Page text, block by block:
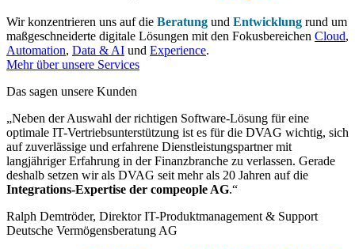
Wir konzentrieren uns auf die Beratung und Entwicklung rund um
maßgeschneiderte digitale Lösungen mit den Fokusbereichen Cloud,
Automation, Data & AI und Experience.
Mehr über unsere Services
Das sagen unsere Kunden
„Neben der Auswahl der richtigen Software-Lösung für eine
optimale IT-Vertriebsunterstützung ist es für die DVAG wichtig, sich
auf zuverlässige und erfahrene Dienstleistungspartner mit
langjähriger Erfahrung in der Finanzbranche zu verlassen. Gerade
deshalb setzen wir als DVAG seit mehr als 20 Jahren auf die
Integrations-Expertise der compeople AG.“
Ralph Demtröder, Direktor IT-Produktmanagement & Support
Deutsche Vermögensberatung AG